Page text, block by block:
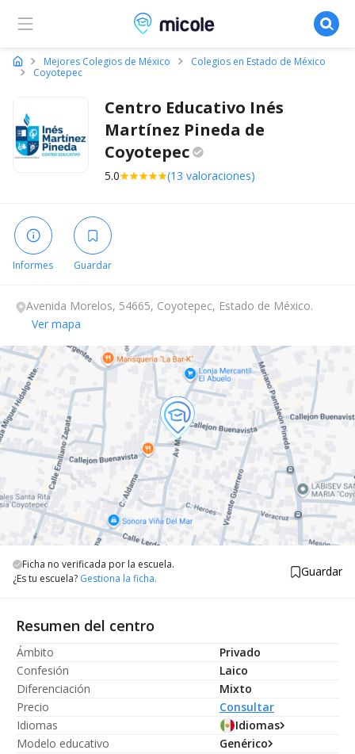
Micole, buscador de colegios
Mejores Colegios de México
Colegios en Estado de México
Coyotepec
Centro Educativo Inés
Martínez Pineda de
Coyotepec
5.0 (13 valoraciones)
Informes Guardar
Avenida Morelos, 54665, Coyotepec, Estado de México.
Ver mapa
Ficha no verificada por la escuela.
¿Es tu escuela? Gestiona la ficha. Guardar
Resumen del centro
Ámbito
Privado
Confesión
Laico
Diferenciación
Mixto
Precio
Consultar
Idiomas
Idiomas
Modelo educativo
Genérico